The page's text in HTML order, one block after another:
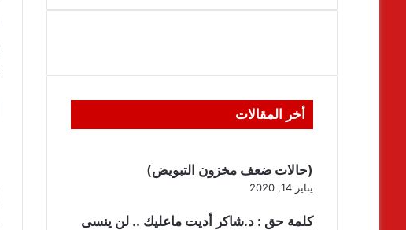
أخر المقالات
(حالات ضعف مخزون التبويض)
يناير 14, 2020
كلمة حق : د.شاكر أديت ماعليك .. لن ينسى